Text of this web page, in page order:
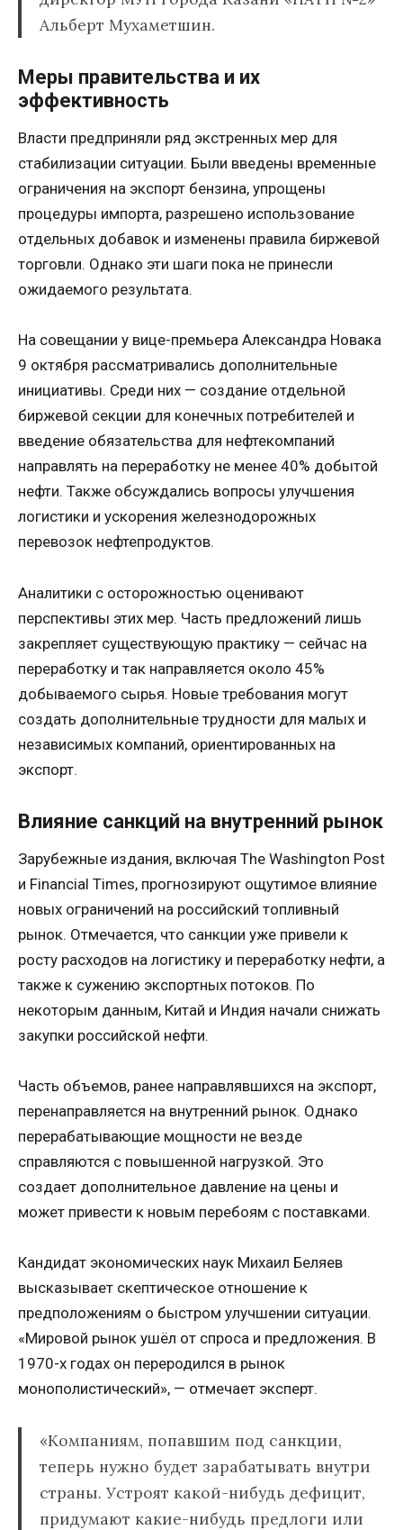
Альберт Мухаметшин.
Меры правительства и их
эффективность
Власти предприняли ряд экстренных мер для
стабилизации ситуации. Были введены временные
ограничения на экспорт бензина, упрощены
процедуры импорта, разрешено использование
отдельных добавок и изменены правила биржевой
торговли. Однако эти шаги пока не принесли
ожидаемого результата.
На совещании у вице-премьера Александра Новака
9 октября рассматривались дополнительные
инициативы. Среди них — создание отдельной
биржевой секции для конечных потребителей и
введение обязательства для нефтекомпаний
направлять на переработку не менее 40% добытой
нефти. Также обсуждались вопросы улучшения
логистики и ускорения железнодорожных
перевозок нефтепродуктов.
Аналитики с осторожностью оценивают
перспективы этих мер. Часть предложений лишь
закрепляет существующую практику — сейчас на
переработку и так направляется около 45%
добываемого сырья. Новые требования могут
создать дополнительные трудности для малых и
независимых компаний, ориентированных на
экспорт.
Влияние санкций на внутренний рынок
Зарубежные издания, включая The Washington Post
и Financial Times, прогнозируют ощутимое влияние
новых ограничений на российский топливный
рынок. Отмечается, что санкции уже привели к
росту расходов на логистику и переработку нефти, а
также к сужению экспортных потоков. По
некоторым данным, Китай и Индия начали снижать
закупки российской нефти.
Часть объемов, ранее направлявшихся на экспорт,
перенаправляется на внутренний рынок. Однако
перерабатывающие мощности не везде
справляются с повышенной нагрузкой. Это
создает дополнительное давление на цены и
может привести к новым перебоям с поставками.
Кандидат экономических наук Михаил Беляев
высказывает скептическое отношение к
предположениям о быстром улучшении ситуации.
«Мировой рынок ушёл от спроса и предложения. В
1970-х годах он переродился в рынок
монополистический», — отмечает эксперт.
«Компаниям, попавшим под санкции,
теперь нужно будет зарабатывать внутри
страны. Устроят какой-нибудь дефицит,
придумают какие-нибудь предлоги или